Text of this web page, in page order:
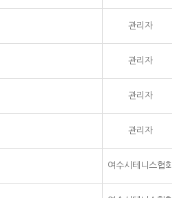
관리자
관리자
관리자
관리자
여수시테니스협회